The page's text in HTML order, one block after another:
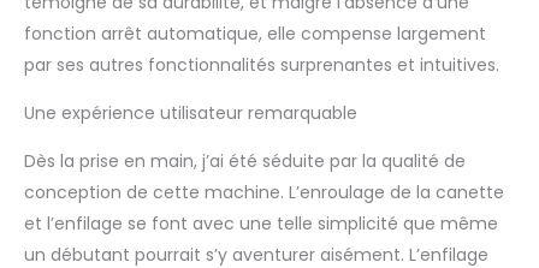
fonction arrêt automatique, elle compense largement
par ses autres fonctionnalités surprenantes et intuitives.
Une expérience utilisateur remarquable
Dès la prise en main, j’ai été séduite par la qualité de
conception de cette machine. L’enroulage de la canette
et l’enfilage se font avec une telle simplicité que même
un débutant pourrait s’y aventurer aisément. L’enfilage